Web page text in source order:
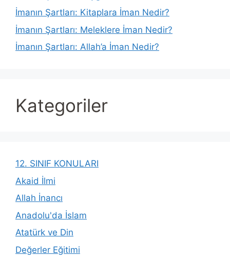
İmanın Şartları: Kitaplara İman Nedir?
İmanın Şartları: Meleklere İman Nedir?
İmanın Şartları: Allah’a İman Nedir?
Kategoriler
12. SINIF KONULARI
Akaid İlmi
Allah İnancı
Anadolu'da İslam
Atatürk ve Din
Değerler Eğitimi